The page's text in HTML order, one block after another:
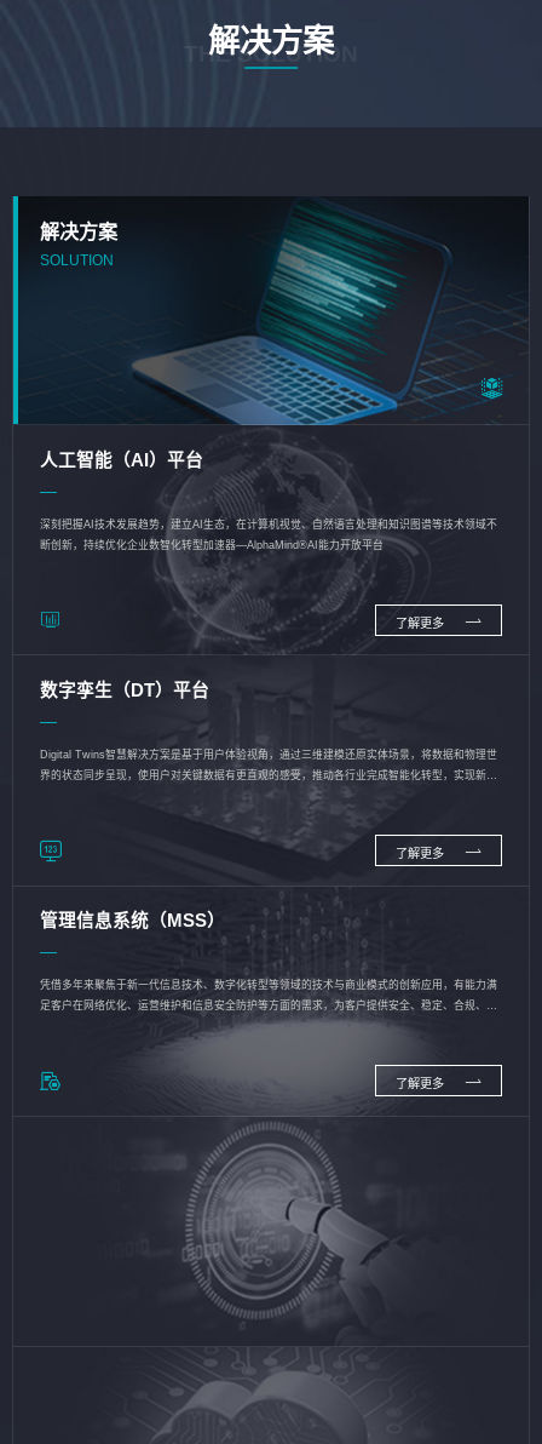
解决方案
THE SOLUTION
解决方案
SOLUTION
人工智能（AI）平台
深刻把握AI技术发展趋势，建立AI生态，在计算机视觉、自然语言处理和知识图谱等技术领域不
断创新，持续优化企业数智化转型加速器—AlphaMind®AI能力开放平台
了解更多
数字孪生（DT）平台
Digital Twins智慧解决方案是基于用户体验视角，通过三维建模还原实体场景，将数据和物理世
界的状态同步呈现，使用户对关键数据有更直观的感受，推动各行业完成智能化转型，实现新旧
了解更多
管理信息系统（MSS）
凭借多年来聚焦于新一代信息技术、数字化转型等领域的技术与商业模式的创新应用，有能力满
足客户在网络优化、运营维护和信息安全防护等方面的需求，为客户提供安全、稳定、合规、持
了解更多